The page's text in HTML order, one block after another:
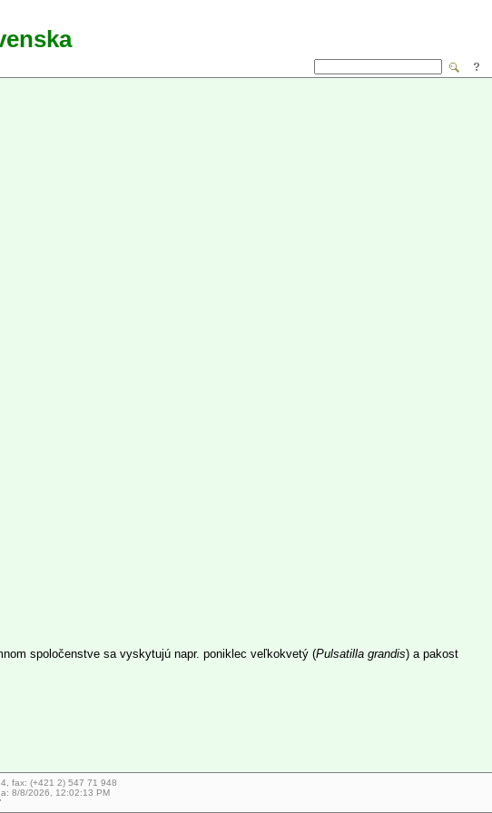
spoločenstve sa vyskytujú napr. poniklec veľkokvetý (Pulsatilla grandis) a pakost
fax: (+421 2) 547 71 948
8/8/2026, 12:02:13 PM